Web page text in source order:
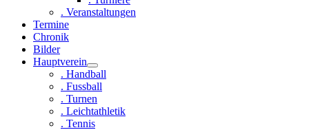
. Veranstaltungen
Termine
Chronik
Bilder
Hauptverein
. Handball
. Fussball
. Turnen
. Leichtathletik
. Tennis